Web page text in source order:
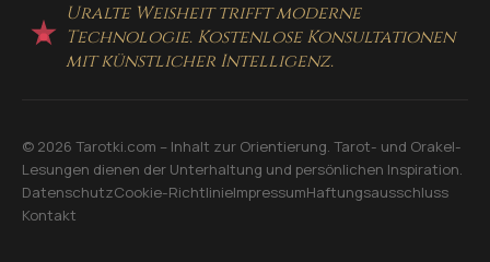
Uralte Weisheit trifft moderne
Technologie. Kostenlose Konsultationen
mit künstlicher Intelligenz.
© 2026 Tarotki.com – Inhalt zur Orientierung. Tarot- und Orakel-
Lesungen dienen der Unterhaltung und persönlichen Inspiration.
DatenschutzCookie-RichtlinieImpressumHaftungsausschluss
Kontakt